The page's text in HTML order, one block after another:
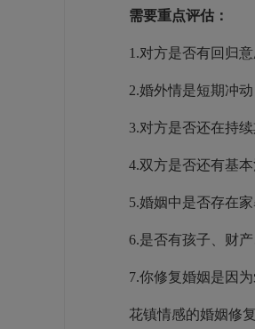
需要重点评估：
1.对方是否有回归意
2.婚外情是短期冲动
3.对方是否还在持续
4.双方是否还有基本
5.婚姻中是否存在家
6.是否有孩子、财产
7.你修复婚姻是因为
花镇情感的婚姻修复